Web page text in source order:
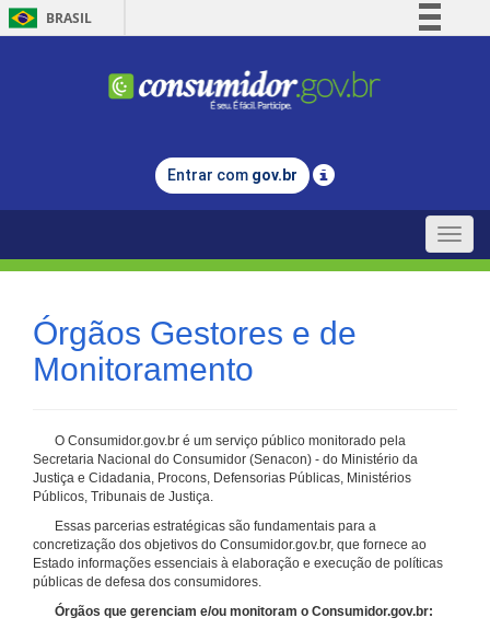
BRASIL
Comunica BR
Legislação
Entrar com gov.br
Toggle
Órgãos Gestores e de
Monitoramento
O Consumidor.gov.br é um serviço público monitorado pela
Secretaria Nacional do Consumidor (Senacon) - do Ministério da
Justiça e Cidadania, Procons, Defensorias Públicas, Ministérios
Públicos, Tribunais de Justiça.
Essas parcerias estratégicas são fundamentais para a
concretização dos objetivos do Consumidor.gov.br, que fornece ao
Estado informações essenciais à elaboração e execução de políticas
públicas de defesa dos consumidores.
Órgãos que gerenciam e/ou monitoram o Consumidor.gov.br: